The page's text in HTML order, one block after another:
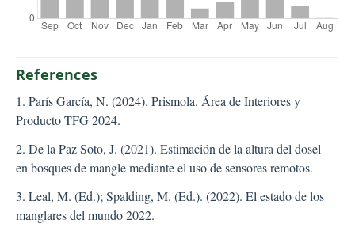
References
1. París García, N. (2024). Prismola. Área de Interiores y
Producto TFG 2024.
2. De la Paz Soto, J. (2021). Estimación de la altura del dosel
en bosques de mangle mediante el uso de sensores remotos.
3. Leal, M. (Ed.); Spalding, M. (Ed.). (2022). El estado de los
manglares del mundo 2022.